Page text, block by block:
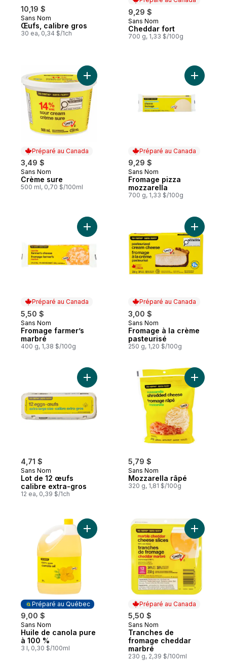
10,19 $
Sans Nom
Œufs, calibre gros
30 ea, 0,34 $/1ch
9,29 $
Préparé au Canada
Sans Nom
Cheddar fort
700 g, 1,33 $/100g
Préparé au Canada
3,49 $
Préparé au Canada
Sans Nom
Crème sure
500 ml, 0,70 $/100ml
Ajouter Crème sure au panier
Préparé au Canada
9,29 $
Préparé au Canada
Sans Nom
Fromage pizza
mozzarella
700 g, 1,33 $/100g
Préparé au Canada
5,50 $
Préparé au Canada
Sans Nom
Fromage farmer’s
marbré
400 g, 1,38 $/100g
Ajouter Fromage farmer’s marbré au
Préparé au Canada
3,00 $
Préparé au Canada
Sans Nom
Fromage à la crème
pasteurisé
250 g, 1,20 $/100g
Ajouter
4,71 $
Sans Nom
Lot de 12 œufs
calibre extra-gros
12 ea, 0,39 $/1ch
Ajouter Lot de 12 œufs calibre extra-gros
5,79 $
Sans Nom
Mozzarella râpé
320 g, 1,81 $/100g
Ajouter
Préparé au Québec
9,00 $
Préparé au Québec
Sans Nom
Huile de canola pure
à 100 %
3 l, 0,30 $/100ml
Ajouter Huile de canola pure à 100 % au
Préparé au Canada
5,50 $
Préparé au Canada
Sans Nom
Tranches de
fromage cheddar
marbré
230 g, 2,39 $/100ml
Ajouter